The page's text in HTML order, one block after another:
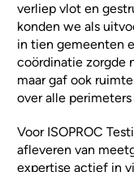
verliep vlot en
konden we als
in tien gemeenten
coördinatie zorgde
maar gaf ook
over alle perimeters
Voor ISOPROC
afleveren van
expertise actief in